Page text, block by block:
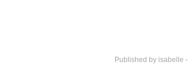
Published by isabelle -